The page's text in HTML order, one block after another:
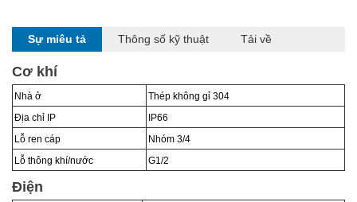
Sự miêu tả Thông số kỹ thuật Tải về
Cơ khí
Nhà ở
Thép không gỉ 304
Địa chỉ IP
IP66
Lỗ ren cáp
Nhóm 3/4
Lỗ thông khí/nước
G1/2
Điện